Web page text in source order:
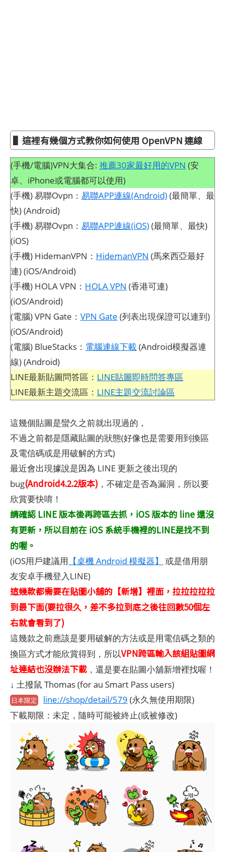
▌這裡有幾個方式教你如何使用 OpenVPN 連線
(手機/電腦)VPN大集合: 推薦30家最好用的VPN (安
卓、iPhone或電腦都可以使用)
(手機) 易聯Ovpn： 易聯APP連線(Android)(最簡單、最
快) (Android)
(手機) 易聯Ovpn： 易聯APP連線(iOS)(最簡單、最快)
(iOS)
(手機) HidemanVPN： HidemanVPN (馬來西亞最好
連) (iOS/Android)
(手機) HOLA VPN： HOLA VPN (香港可連)
(iOS/Android)
(電腦) VPN Gate： VPN Gate (列表出現保證可以連到)
(iOS/Android)
(電腦) BlueStacks： 電腦連線下載(Android模擬器連
線) (Android)
LINE最新貼圖問答區： LINE貼圖即時問答專區
LINE最新主題交流區： LINE主題交流討論區
這幾個貼圖是蠻久之前就出現過的，
不過之前都是隱藏貼圖的狀態(好像也是需要用到換區
及電信碼或是用破解的方式)
最近會出現據說是因為 LINE 更新之後出現的
bug(Android4.2.2版本) ，不確定是否為漏洞，所以要
欣賞要快唷！
請確認 LINE 版本後再跨區去抓，iOS 版本的 line 還沒
有更新，所以目前在 iOS 系統手機裡的LINE是找不到
的喔。
(iOS用戶建議用 【桌機 Android 模擬器】
或是借用朋
友安卓手機登入LINE)
這幾款都需要在貼圖小舖的【新增】裡面，拉拉拉拉拉
到最下面(要拉很久，差不多拉到底之後往回數50個左
右就會看到了)
這幾款之前應該是要用破解的方法或是用電信碼之類的
換區方式才能欣賞得到，所以VPN跨區輸入該組貼圖網
址連結也沒辦法下載 ，還是要在貼圖小舖新增裡找喔！
↓ 土撥鼠 Thomas (for au Smart Pass users)
日本限定 line://shop/detail/579 (永久無使用期限)
下載期限：未定，隨時可能被終止(或被修改)